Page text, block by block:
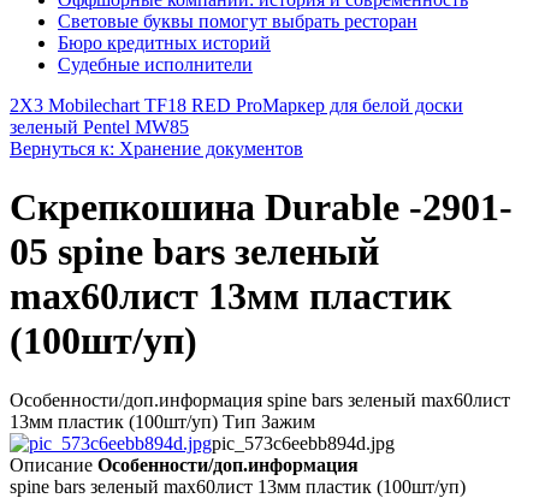
Световые буквы помогут выбрать ресторан
Бюро кредитных историй
Судебные исполнители
2X3 Mobilechart TF18 RED ProМаркер для белой доски
зеленый Pentel MW85
Вернуться к: Хранение документов
Скрепкошина Durable -2901-
05 spine bars зеленый
max60лист 13мм пластик
(100шт/уп)
Особенности/доп.информация spine bars зеленый max60лист
13мм пластик (100шт/уп) Тип Зажим
pic_573c6eebb894d.jpg
Описание Особенности/доп.информация
spine bars зеленый max60лист 13мм пластик (100шт/уп)